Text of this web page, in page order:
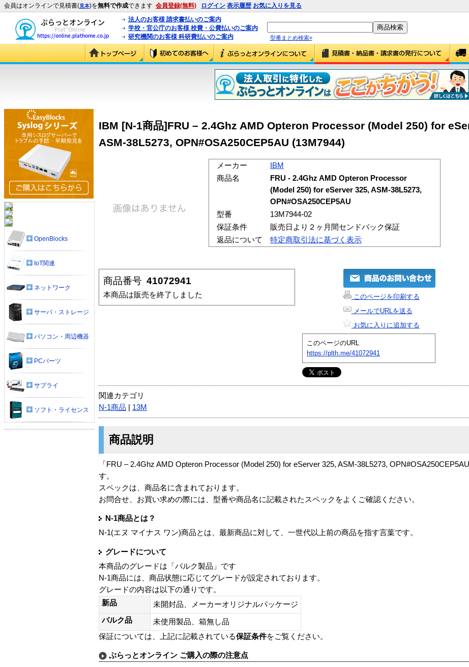
会員はオンラインで見積書(見本)を無料で作成できます 会員登録(無料) ログイン 表示履歴 お気に入りを見る
法人のお客様 請求書払いのご案内
学校・官公庁のお客様 校費・公費払いのご案内
研究機関のお客様 科研費払いのご案内
型番まとめ検索»
IBM [N-1商品]FRU – 2.4Ghz AMD Opteron Processor (Model 250) for
ASM-38L5273, OPN#OSA250CEP5AU (13M7944)
メーカー
IBM
商品名
FRU - 2.4Ghz AMD Opteron Processor
(Model 250) for eServer 325, ASM-38L5273,
OPN#OSA250CEP5AU
型番
13M7944-02
保証条件
販売日より２ヶ月間センドバック保証
返品について
特定商取引法に基づく表示
商品番号 41072941
本商品は販売を終了しました
このページを印刷する
メールでURLを送る
お気に入りに追加する
このページのURL
https://plth.me/41072941
関連カテゴリ
N-1商品
13M
商品説明
「FRU – 2.4Ghz AMD Opteron Processor (Model 250) for eServer 325, ASM-38L5273,
す。
スペックは、商品名に含まれております。
お問合せ、お買い求めの際には、型番や商品名に記載されたスペックをよくご確認ください。
N-1商品とは？
N-1(エヌ マイナス ワン)商品とは、最新商品に対して、一世代以上前の商品を指す言葉です。
グレードについて
本商品のグレードは「バルク製品」です
N-1商品には、商品状態に応じてグレードが設定されております。
グレードの内容は以下の通りです。
新品
未開封品、メーカーオリジナルパッケージ
バルク品
未使用製品、箱無し品
保証については、上記に記載されている保証条件をご覧ください。
ぷらっとオンライン ご購入の際の注意点
OpenBlocks
IoT関連
ネットワーク
サーバ・ストレージ
パソコン・周辺機器
PCパーツ
サプライ
ソフト・ライセンス